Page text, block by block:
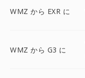
WMZ から EXR に
WMZ から G3 に